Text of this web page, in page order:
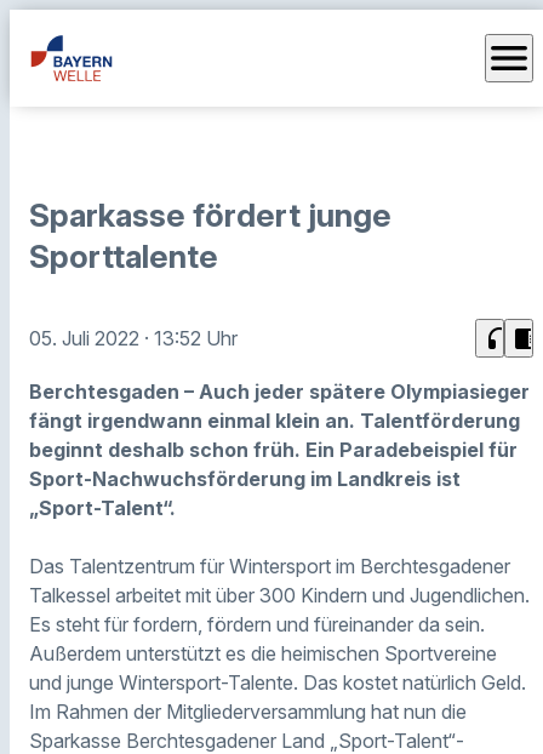
menu
Sparkasse fördert junge
Sporttalente
05. Juli 2022 · 13:52 Uhr headphones chrome_reader_mode
Berchtesgaden – Auch jeder spätere Olympiasieger
fängt irgendwann einmal klein an. Talentförderung
beginnt deshalb schon früh. Ein Paradebeispiel für
Sport-Nachwuchsförderung im Landkreis ist
„Sport-Talent“.
Das Talentzentrum für Wintersport im Berchtesgadener
Talkessel arbeitet mit über 300 Kindern und Jugendlichen.
Es steht für fordern, fördern und füreinander da sein.
Außerdem unterstützt es die heimischen Sportvereine
und junge Wintersport-Talente. Das kostet natürlich Geld.
Im Rahmen der Mitgliederversammlung hat nun die
Sparkasse Berchtesgadener Land „Sport-Talent“-